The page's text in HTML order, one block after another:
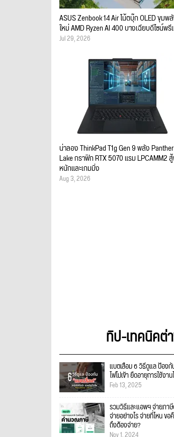
ASUS Zenbook 14 Air โน้ตบุ๊ก OLED ขุมพ
ใหม่ AMD Ryzen AI 400 บางเฉียบดีไซน์พรี
Jul 29, 2026
น่าลอง ThinkPad T1g Gen 9 พลัง Panther
Lake กราฟิก RTX 5070 แรม LPCAMM2
หนักและเกมมิ่ง
Aug 3, 2026
ทิป-เทคนิคต่
แบตเสื่อม 6 วิธีดูแล ป้อง
ไฟไม่เข้า ยืดอายุการใช้งา
Feb 13, 2025
รวมวิธีและแอพฯ จ่ายภา
จ่ายอย่างไร จ่ายที่ไหน ขอ
ถึงต้องจ่าย?